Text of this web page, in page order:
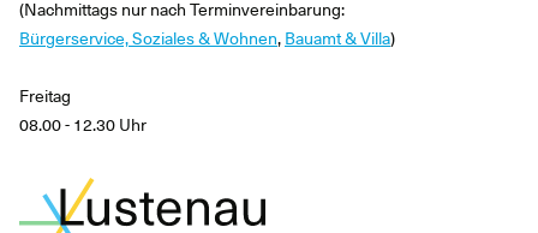
(Nachmittags nur nach Terminvereinbarung:
Bürgerservice, Soziales & Wohnen, Bauamt & Villa)
Freitag
08.00 - 12.30 Uhr